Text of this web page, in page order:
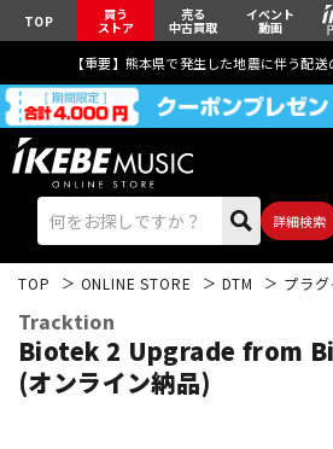
TOP 買う
ストア
売る
中古買取
イベント
動画
【重要】熊本県で発生した地震に伴う配
詳細検索
TOP ONLINE STORE DTM プラ
Tracktion
Biotek 2 Upgrade from
(オンライン納品)